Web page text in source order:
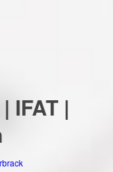
IFAT |